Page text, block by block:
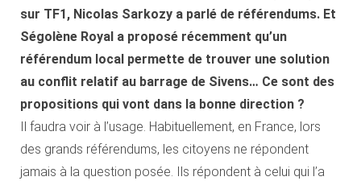
sur TF1, Nicolas Sarkozy a parlé de référendums. Et
Ségolène Royal a proposé récemment qu’un
référendum local permette de trouver une solution
au conflit relatif au barrage de Sivens… Ce sont des
propositions qui vont dans la bonne direction ?
Il faudra voir à l’usage. Habituellement, en France, lors
des grands référendums, les citoyens ne répondent
jamais à la question posée. Ils répondent à celui qui l’a